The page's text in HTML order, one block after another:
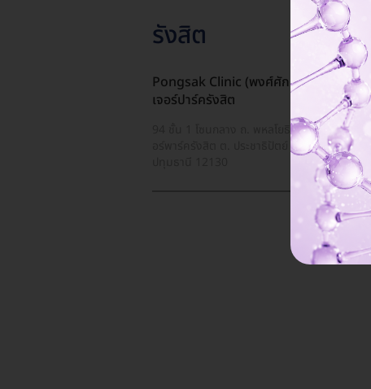
รังสิต
Pongsak Clinic (พงศ์ศักดิ์คลินิก) สาขาฟิว
เจอร์ปาร์ครังสิต
94 ชั้น 1 โซนกลาง ถ. พหลโยธิน ศูนย์การค้าฟิวเจ
อร์พาร์ครังสิต ต. ประชาธิปัตย์ อ. ธัญบุรี จ.